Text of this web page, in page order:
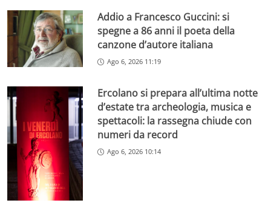
Addio a Francesco Guccini: si
spegne a 86 anni il poeta della
canzone d’autore italiana
Ago 6, 2026 11:19
Ercolano si prepara all’ultima notte
d’estate tra archeologia, musica e
spettacoli: la rassegna chiude con
numeri da record
Ago 6, 2026 10:14